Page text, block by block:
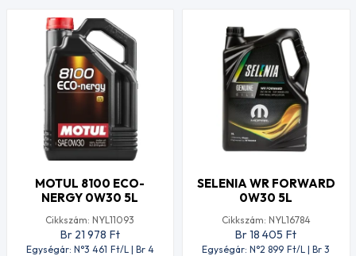
MOTUL 8100 ECO-
NERGY 0W30 5L
Cikkszám: NYL11093
Br 21 978 Ft
Egységár: N°3 461 Ft/L | Br 4
SELENIA WR FORWARD
0W30 5L
Cikkszám: NYL16784
Br 18 405 Ft
Egységár: N°2 899 Ft/L | Br 3